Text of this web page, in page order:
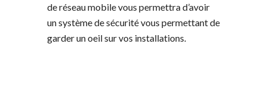
de réseau mobile vous permettra d’avoir
un système de sécurité vous permettant de
garder un oeil sur vos installations.